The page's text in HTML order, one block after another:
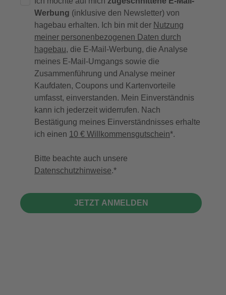
Werbung (inklusive den Newsletter) von
hagebau erhalten. Ich bin mit der Nutzung
meiner personenbezogenen Daten durch
hagebau, die E-Mail-Werbung, die Analyse
meines E-Mail-Umgangs sowie die
Zusammenführung und Analyse meiner
Kaufdaten, Coupons und Kartenvorteile
umfasst, einverstanden. Mein Einverständnis
kann ich jederzeit widerrufen. Nach
Bestätigung meines Einverständnisses erhalte
ich einen 10 € Willkommensgutschein*.
Bitte beachte auch unsere
Datenschutzhinweise.
JETZT ANMELDEN